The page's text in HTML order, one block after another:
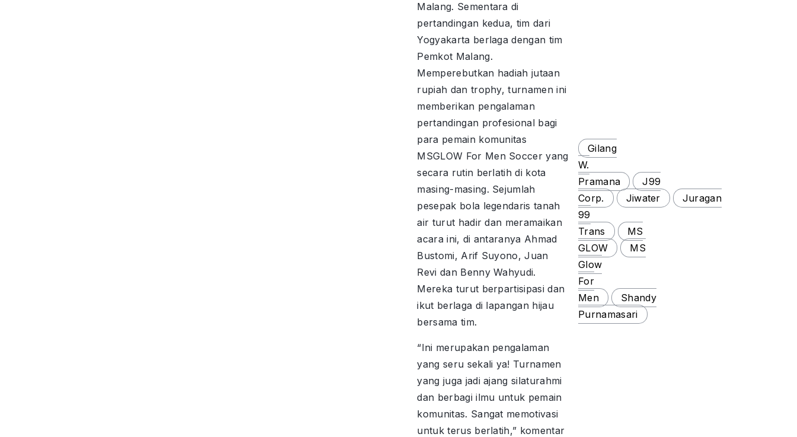
Malang. Sementara di
pertandingan kedua, tim dari
Yogyakarta berlaga dengan tim
Pemkot Malang.
Memperebutkan hadiah jutaan
rupiah dan trophy, turnamen ini
memberikan pengalaman
pertandingan profesional bagi
para pemain komunitas
MSGLOW For Men Soccer yang
secara rutin berlatih di kota
masing-masing. Sejumlah
pesepak bola legendaris tanah
air turut hadir dan meramaikan
acara ini, di antaranya Ahmad
Bustomi, Arif Suyono, Juan
Revi dan Benny Wahyudi.
Mereka turut berpartisipasi dan
ikut berlaga di lapangan hijau
bersama tim.
“Ini merupakan pengalaman
yang seru sekali ya! Turnamen
yang juga jadi ajang silaturahmi
dan berbagi ilmu untuk pemain
komunitas. Sangat memotivasi
untuk terus berlatih,” komentar
Gilang
W.
Pramana
J99
Corp.
Jiwater
Juragan
99
Trans
MS
GLOW
MS
Glow
For
Men
Shandy
Purnamasari